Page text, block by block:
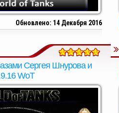
Обновлено: 14 Декабря 2016
Сергея Шнурова и
WoT